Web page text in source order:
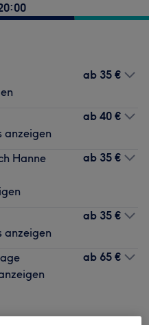
ab 35 €
anzeigen
ab 40 €
Hanne
ab 35 €
anzeigen
ab 35 €
ab 65 €